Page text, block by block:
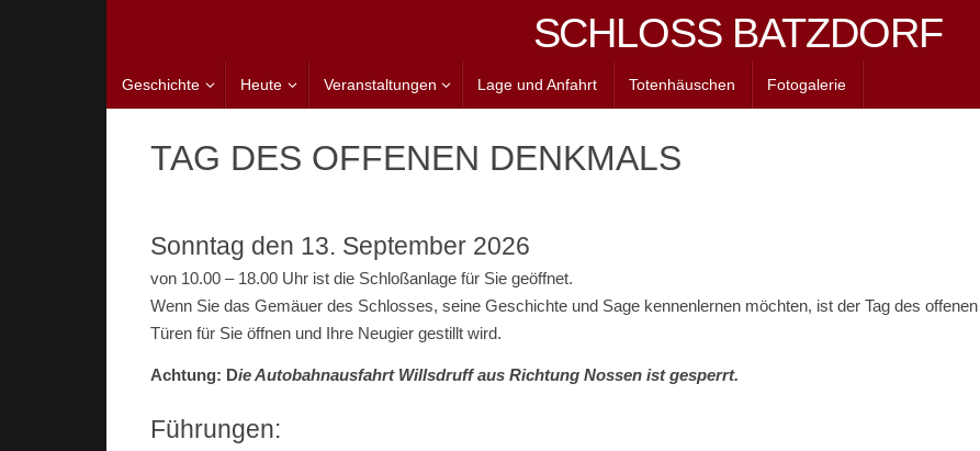
SCHLOSS BATZDORF
Inhalt
Geschichte Heute Veranstaltungen Lage und Anfahrt Totenhäuschen Fotogalerie
TAG DES OFFENEN DENKMALS
Sonntag den 13. September 2026
von 10.00 – 18.00 Uhr ist die Schloßanlage für Sie geöffnet.
Wenn Sie das Gemäuer des Schlosses, seine Geschichte und Sage kennenlernen möchten, ist der Tag des
Türen für Sie öffnen und Ihre Neugier gestillt wird.
Achtung: Die Autobahnausfahrt Willsdruff aus Richtung Nossen ist gesperrt.
Führungen: